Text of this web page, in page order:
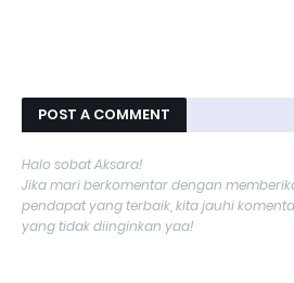
POST A COMMENT
Halo sobat Aksara!
Jika mari berkomentar dengan
pendapat yang terbaik, kita jauhi
yang tidak diinginkan yaa!